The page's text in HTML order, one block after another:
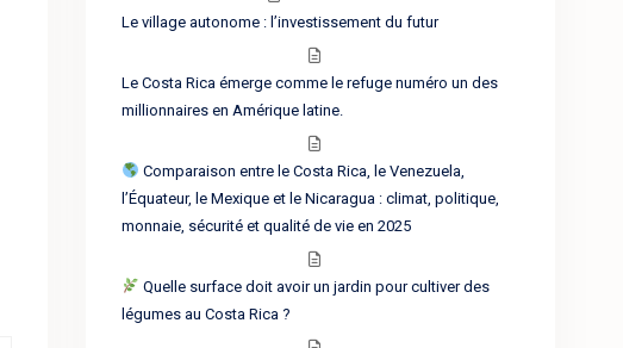
Le village autonome : l’investissement du futur
Le Costa Rica émerge comme le refuge numéro un des
millionnaires en Amérique latine.
Comparaison entre le Costa Rica, le Venezuela,
l’Équateur, le Mexique et le Nicaragua : climat, politique,
monnaie, sécurité et qualité de vie en 2025
Quelle surface doit avoir un jardin pour cultiver des
légumes au Costa Rica ?